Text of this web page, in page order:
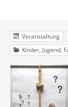
Veranstaltung
Kinder, Jugend,